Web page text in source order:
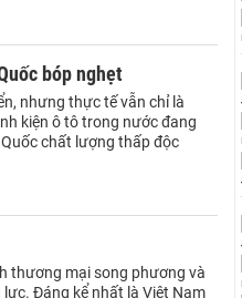
bóp nghẹt
nhưng thực tế vẫn chỉ là
kiện ô tô trong nước đang
chất lượng thấp độc
thương mại song phương và
Đáng kể nhất là Việt Nam